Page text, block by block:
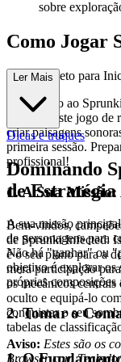
sobre
Como Jogar
uia Completo para
Bem-vindo ao
básicos deste jogo
criar paisagens
primeira sessão.
profissional!
1. A Sua
A sua missão
de personagens para
Não há "ganhar" ou
objetivo é explorar os
próprias composições
2. Tomar o
Aviso: Estes são os
Browser com
Ler Mais
Dicas e truques
Dominando
de Estratégia
Bem-vindos,
de Sprunki Infected.
é o seu plano para a
mera participação
os mecânicos
oculto e equipá-lo
conquistar o seu
tabelas de
1. O